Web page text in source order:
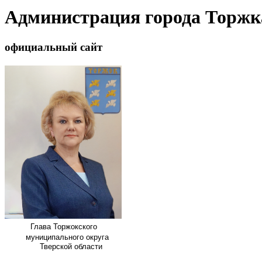
Администрация города
официальный сайт
Глава Торжокского
муниципального округа
Тверской области